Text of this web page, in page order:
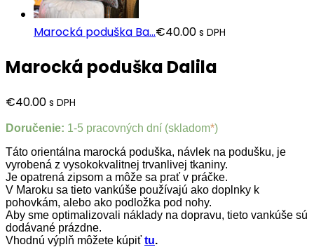
Marocká poduška Ba...€40.00 s DPH
Marocká poduška Dalila
€40.00 s DPH
Doručenie: 1-5 pracovných dní (skladom*)
Táto orientálna marocká poduška, návlek na podušku, je
vyrobená z vysokokvalitnej trvanlivej tkaniny.
Je opatrená zipsom a môže sa prať v práčke.
V Maroku sa tieto vankúše používajú ako doplnky k
pohovkám, alebo ako podložka pod nohy.
Aby sme optimalizovali náklady na dopravu, tieto vankúše sú
dodávané prázdne.
Vhodnú výplň môžete kúpiť tu.